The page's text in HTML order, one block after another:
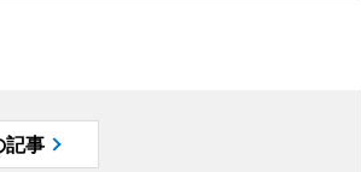
記事